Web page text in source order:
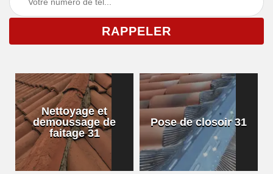
Nettoyage et
demoussage de
faitage 31
Pose de closoir 31